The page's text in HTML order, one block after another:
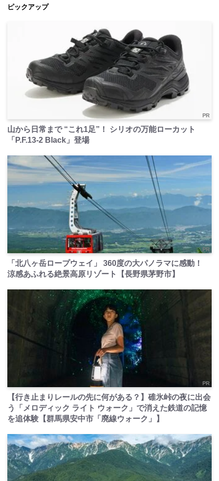
ピックアップ
PR
山から日常まで “これ1足”！ シリオの万能ローカット
「P.F.13-2 Black」登場
PR
「北八ヶ岳ロープウェイ」 360度の大パノラマに感動！
涼感あふれる絶景高原リゾート【長野県茅野市】
PR
【行き止まりレールの先に何がある？】碓氷峠の夜に出会
う「メロディック ライト ウォーク」で消えた鉄道の記憶
を追体験【群馬県安中市「廃線ウォーク」】